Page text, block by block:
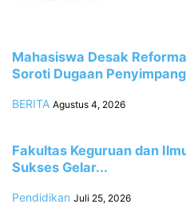
Mahasiswa Desak
Soroti Dugaan
BERITA Agustus 4, 2026
Fakultas Keguruan dan
Sukses Gelar...
Pendidikan Juli 25, 2026